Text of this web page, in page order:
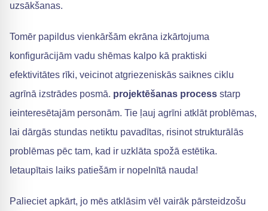
uzsākšanas.
Tomēr papildus vienkāršām ekrāna izkārtojuma
konfigurācijām vadu shēmas kalpo kā praktiski
efektivitātes rīki, veicinot atgriezeniskās saiknes ciklu
agrīnā izstrādes posmā. projektēšanas process starp
ieinteresētajām personām. Tie ļauj agrīni atklāt problēmas,
lai dārgās stundas netiktu pavadītas, risinot strukturālās
problēmas pēc tam, kad ir uzklāta spožā estētika.
Ietaupītais laiks patiešām ir nopelnītā nauda!
Palieciet apkārt, jo mēs atklāsim vēl vairāk pārsteidzošu